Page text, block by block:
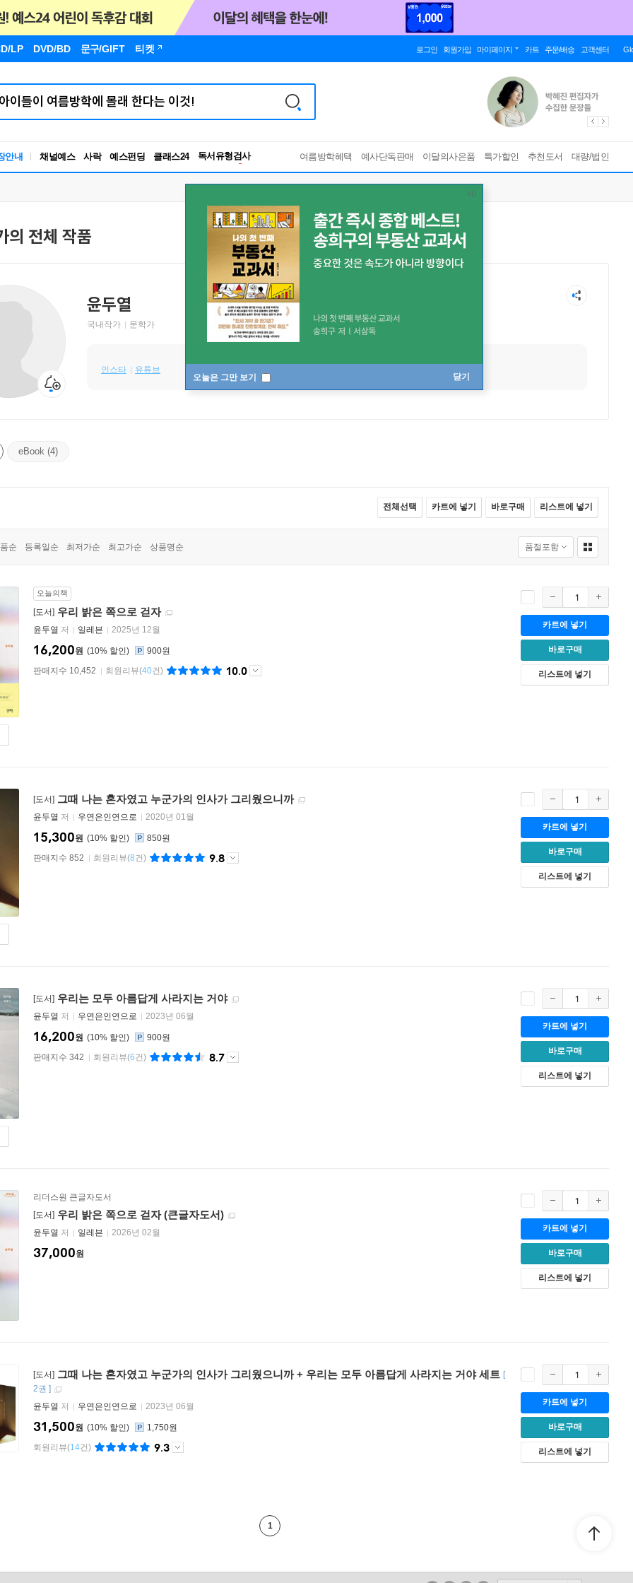
LP DVD/BD 문구/GIFT 티켓 로그인 회원가입 마이페이지 카트 주문/배송 고객센터
안내 채널예스 사락 예스펀딩 클래스24
RBTI Lab
독서유형검사
여름방학혜택 예사단독판매 이달의사은품 특가할인 추천도서 대량/법인
오늘은 그만 보기 닫기
의 전체 작품
윤두열
국내작가 문학가
인스타 유튜브
eBook (4)
전체선택 카트에 넣기 바로구매 리스트에 넣기
순 등록일순 최저가순 최고가순 상품명순
오늘의책
[도서] 우리 밝은 쪽으로 걷자
윤두열 저 일레븐 2025년 12월
10%
16,200원
900원
판매지수 10,452
회원리뷰(40건) 10.0
카트에 넣기
바로구매
리스트에 넣기
[도서] 그때 나는 혼자였고 누군가의 인사가 그리웠으니까
윤두열 저 우연은인연으로 2020년 01월
10%
15,300원
850원
판매지수 852
회원리뷰(8건) 9.8
카트에 넣기
바로구매
리스트에 넣기
[도서] 우리는 모두 아름답게 사라지는 거야
윤두열 저 우연은인연으로 2023년 06월
10%
16,200원
900원
판매지수 342
회원리뷰(6건) 8.7
카트에 넣기
바로구매
리스트에 넣기
리더스원 큰글자도서
[도서] 우리 밝은 쪽으로 걷자 (큰글자도서)
윤두열 저 일레븐 2026년 02월
37,000원
카트에 넣기
바로구매
리스트에 넣기
[도서] 그때 나는 혼자였고 누군가의 인사가 그리웠으니까 + 우리는 모두 아름답게 사라지는 거야 세트 [
2권 ]
윤두열 저 우연은인연으로 2023년 06월
10%
31,500원
1,750원
회원리뷰(14건) 9.3
카트에 넣기
바로구매
리스트에 넣기
1